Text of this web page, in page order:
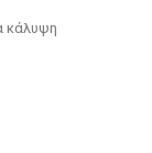
κάλυψη